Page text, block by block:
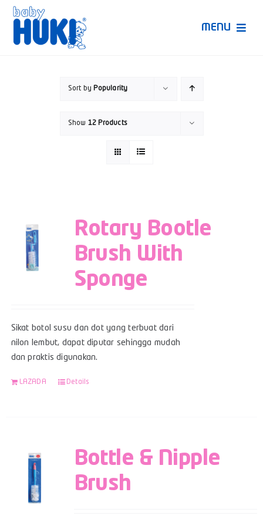
Skip
content
MENU
Sort by Popularity
Show 12 Products
Rotary Bootle
Brush With
Sponge
Sikat botol susu dan dot yang terbuat dari
nilon lembut, dapat diputar sehingga mudah
dan praktis digunakan.
LAZADA Details
Bottle & Nipple
Brush